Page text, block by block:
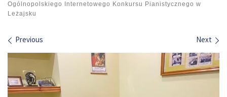
Ogólnopolskiego Internetowego Konkursu Pianistycznego w
Leżajsku
Images navigation
Previous Next